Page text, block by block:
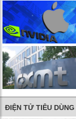
ĐIỆN TỬ TIÊU DÙNG